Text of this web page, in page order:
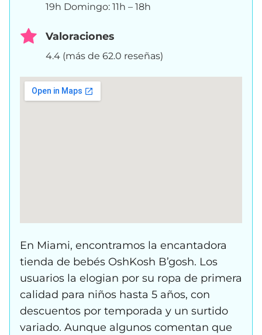
19h Domingo: 11h – 18h
Valoraciones
4.4 (más de 62.0 reseñas)
En Miami, encontramos la encantadora
tienda de bebés OshKosh B’gosh. Los
usuarios la elogian por su ropa de primera
calidad para niños hasta 5 años, con
descuentos por temporada y un surtido
variado. Aunque algunos comentan que